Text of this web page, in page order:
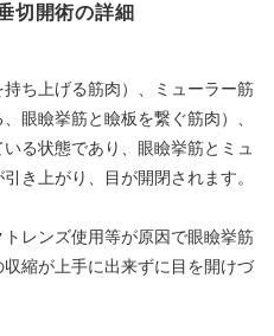
切開術の詳細
ち上げる筋肉）、ミューラー筋
眼瞼挙筋と瞼板を繋ぐ筋肉）、
る状態であり、眼瞼挙筋とミュ
き上がり、目が開閉されます。
レンズ使用等が原因で眼瞼挙筋
縮が上手に出来ずに目を開けづ